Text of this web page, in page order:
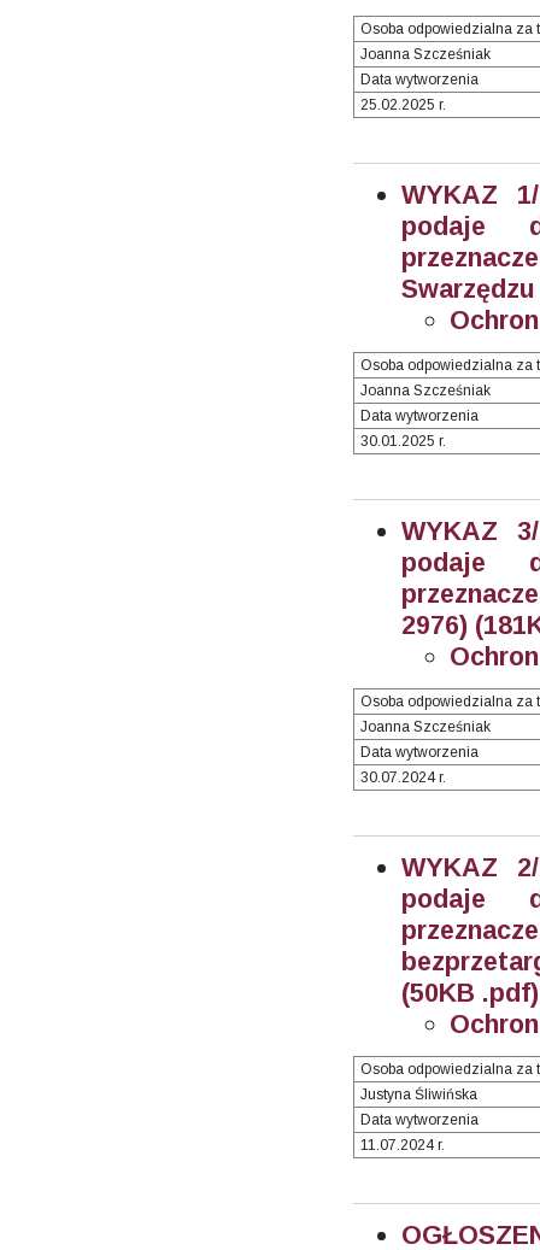
Osoba odpowiedzialna za
Joanna Szcześniak
Data wytworzenia
25.02.2025 r.
WYKAZ
podaje
Osoba odpowiedzialna za
Joanna Szcześniak
Data wytworzenia
30.01.2025 r.
WYKAZ
podaje
2976)
Osoba odpowiedzialna za
Joanna Szcześniak
Data wytworzenia
30.07.2024 r.
WYKAZ
podaje
(50KB .pdf)
Osoba odpowiedzialna za
Justyna Śliwińska
Data wytworzenia
11.07.2024 r.